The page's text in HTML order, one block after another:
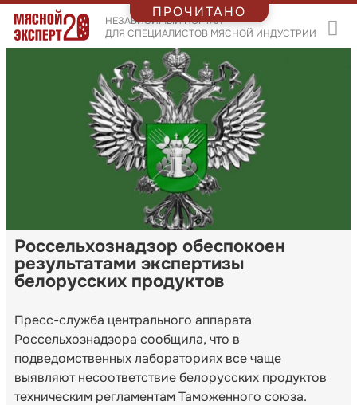
НЕЗАВИСИМЫЙ ПОРТАЛ
ДЛЯ СПЕЦИАЛИСТОВ МЯСНОЙ ИНДУСТРИИ
Россельхознадзор обеспокоен
результатами экспертизы
белорусских продуктов
Пресс-служба центрального аппарата
Россельхознадзора сообщила, что в
подведомственных лабораториях все чаще
выявляют несоответствие белорусских продуктов
техническим регламентам Таможенного союза.
ПРОЧИТАНО